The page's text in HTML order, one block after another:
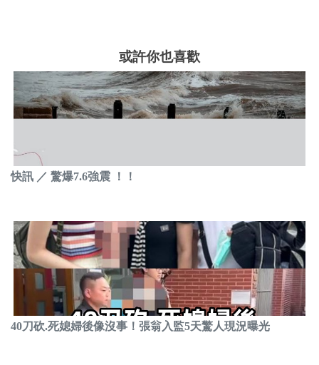
或許你也喜歡
快訊 ／ 驚爆7.6強震 ！！
40刀砍.死媳婦後像沒事！張翁入監5天驚人現況曝光